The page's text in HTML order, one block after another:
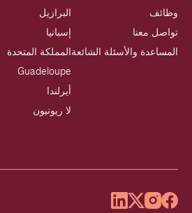
وظائف
تواصل معنا
المساعدة والأسئلة الشائعة
البرازيل
إسبانيا
المملكة المتحدة
Guadeloupe
أيرلندا
لا ريونيون